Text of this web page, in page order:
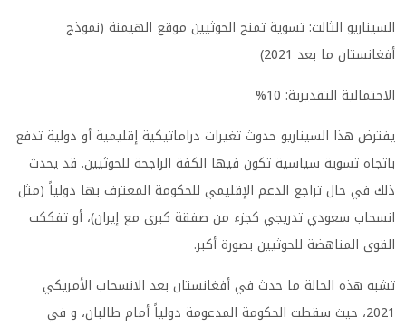
السيناريو الثالث: تسوية تمنح الحوثيين موقع الهيمنة (نموذج
أفغانستان ما بعد 2021)
الاحتمالية التقديرية: 10%
يفترض هذا السيناريو حدوث تغيرات دراماتيكية إقليمية أو دولية تدفع
باتجاه تسوية سياسية تكون فيها الكفة الراجحة للحوثيين. قد يحدث
ذلك في حال تراجع الدعم الإقليمي للحكومة المعترف بها دولياً (مثل
انسحاب سعودي تدريجي كجزء من صفقة كبرى مع إيران)، أو تفككت
القوى المناهضة للحوثيين بصورة أكبر.
تشبه هذه الحالة ما حدث في أفغانستان بعد الانسحاب الأمريكي
2021، حيث سقطت الحكومة المدعومة دولياً أمام طالبان، و في